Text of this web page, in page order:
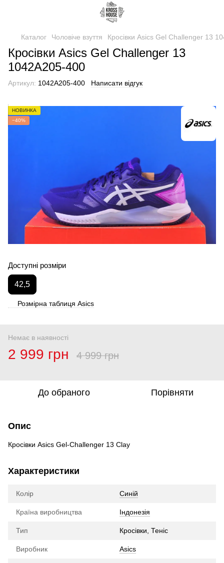
Каталог Чоловіче взуття Кросівки Asics Gel Challenger 13
Кросівки Asics Gel Challenger 13
1042A205-400
Артикул: 1042A205-400 Написати відгук
НОВИНКА
−40%
Доступні розміри
42,5
Розмірна таблиця Asics
Немає в наявності
2 999 грн 4 999 грн
До обраного Порівняти
Опис
Кросівки Asics Gel-Challenger 13 Clay
Характеристики
Колір Синій
Країна виробництва Індонезія
Тип Кросівки, Теніс
Виробник Asics